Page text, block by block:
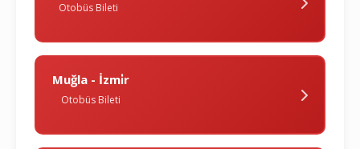
Otobüs Bileti
Muğla - İzmi̇r
Otobüs Bileti